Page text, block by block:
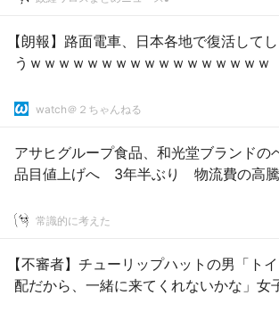
【朗報】路面電車、日本各地で復活してし
うｗｗｗｗｗｗｗｗｗｗｗｗｗｗｗｗｗ
watch＠２ちゃんねる
アサヒグループ食品、和光堂ブランドの
品目値上げへ 3年半ぶり 物流費の高
常識的に考えた
【不審者】チューリップハットの男「ト
配だから、一緒に来てくれないかな」女